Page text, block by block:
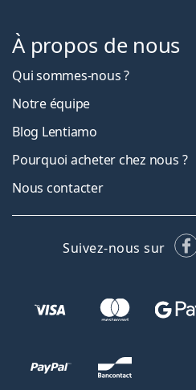
À propos de nous
Qui sommes-nous ?
Notre équipe
Blog Lentiamo
Pourquoi acheter chez nous ?
Nous contacter
Suivez-nous sur